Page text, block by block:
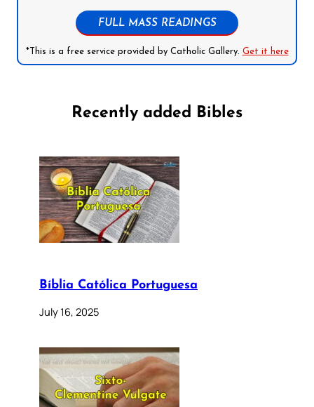
FULL MASS READINGS
*This is a free service provided by Catholic Gallery. Get it here
Recently added Bibles
Bíblia Católica Portuguesa
July 16, 2025